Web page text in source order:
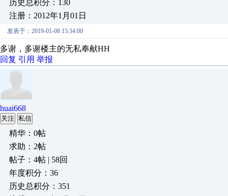
历史总积分：130
注册：2012年1月01日
发表于：2019-01-08 15:34:00
多谢，多谢楼主的无私奉献HH
回复 引用 举报
huai668
关注 私信
精华：0帖
求助：2帖
帖子：4帖 | 58回
年度积分：36
历史总积分：351